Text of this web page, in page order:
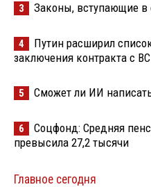
3 Законы, вступающие в
4
Путин расширил
заключения контракта с
5 Сможет ли ИИ
6
Соцфонд: Средняя
превысила 27,2 тысячи
Главное сегодня